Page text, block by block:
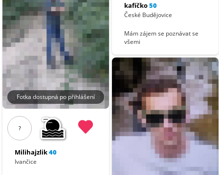
Fotka dostupná po přihlášení
?
Milihajzlik40
Ivančice
kafíčko50
České Budějovice
Mám zájem se poznávat se
všemi